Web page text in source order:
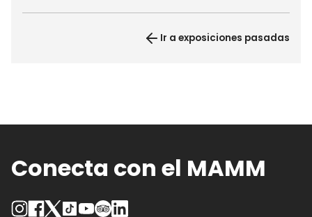
Ir a exposiciones pasadas
Conecta con el MAMM